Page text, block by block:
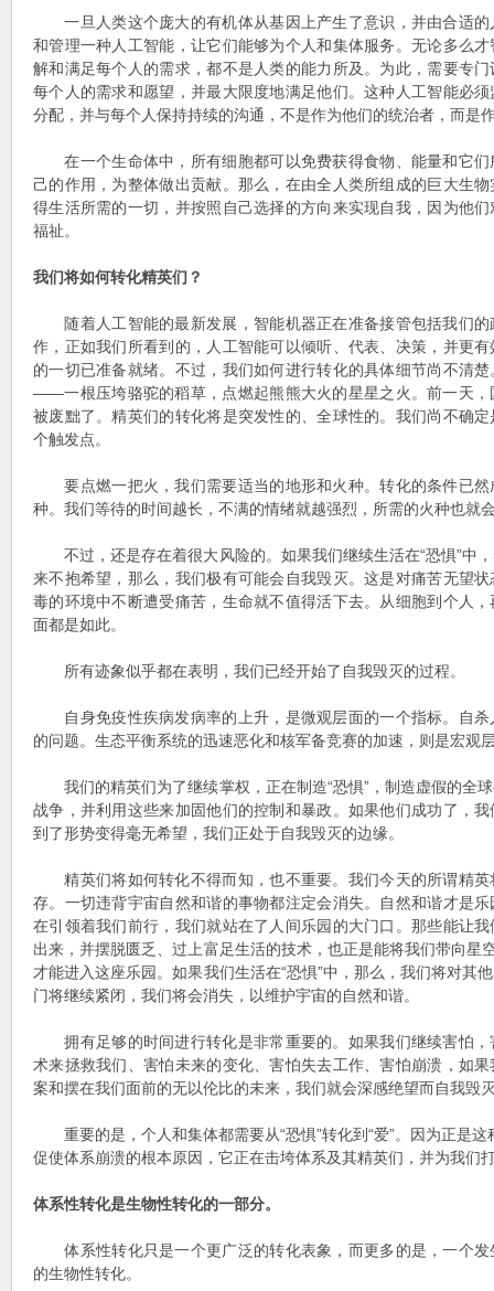
一旦人类这个庞大的有机体从基因上产生了意识，并由合适的
和管理一种人工智能，让它们能够为个人和集体服务。无论多么
解和满足每个人的需求，都不是人类的能力所及。为此，需要专
每个人的需求和愿望，并最大限度地满足他们。这种人工智能必
分配，并与每个人保持持续的沟通，不是作为他们的统治者，而是
在一个生命体中，所有细胞都可以免费获得食物、能量和它们
己的作用，为整体做出贡献。那么，在由全人类所组成的巨大生
得生活所需的一切，并按照自己选择的方向来实现自我，因为他
福祉。
我们将如何转化精英们？
随着人工智能的最新发展，智能机器正在准备接管包括我们的
作，正如我们所看到的，人工智能可以倾听、代表、决策，并更
的一切已准备就绪。不过，我们如何进行转化的具体细节尚不清
——一根压垮骆驼的稻草，点燃起熊熊大火的星星之火。前一天，
被废黜了。精英们的转化将是突发性的、全球性的。我们尚不确
个触发点。
要点燃一把火，我们需要适当的地形和火种。转化的条件已然
种。我们等待的时间越长，不满的情绪就越强烈，所需的火种也就
不过，还是存在着很大风险的。如果我们继续生活在“恐惧”中
来不抱希望，那么，我们极有可能会自我毁灭。这是对痛苦无望
毒的环境中不断遭受痛苦，生命就不值得活下去。从细胞到个人
面都是如此。
所有迹象似乎都在表明，我们已经开始了自我毁灭的过程。
自身免疫性疾病发病率的上升，是微观层面的一个指标。自杀
的问题。生态平衡系统的迅速恶化和核军备竞赛的加速，则是宏观
我们的精英们为了继续掌权，正在制造“恐惧”，制造虚假的全
战争，并利用这些来加固他们的控制和暴政。如果他们成功了，
到了形势变得毫无希望，我们正处于自我毁灭的边缘。
精英们将如何转化不得而知，也不重要。我们今天的所谓精英
存。一切违背宇宙自然和谐的事物都注定会消失。自然和谐才是
在引领着我们前行，我们就站在了人间乐园的大门口。那些能让
出来，并摆脱匮乏、过上富足生活的技术，也正是能将我们带向星
才能进入这座乐园。如果我们生活在“恐惧”中，那么，我们将对其
门将继续紧闭，我们将会消失，以维护宇宙的自然和谐。
拥有足够的时间进行转化是非常重要的。如果我们继续害怕，
术来拯救我们、害怕未来的变化、害怕失去工作、害怕崩溃，如
案和摆在我们面前的无以伦比的未来，我们就会深感绝望而自我毁
重要的是，个人和集体都需要从“恐惧”转化到“爱”。因为正是这
促使体系崩溃的根本原因，它正在击垮体系及其精英们，并为我们
体系性转化是生物性转化的一部分。
体系性转化只是一个更广泛的转化表象，而更多的是，一个发
的生物性转化。